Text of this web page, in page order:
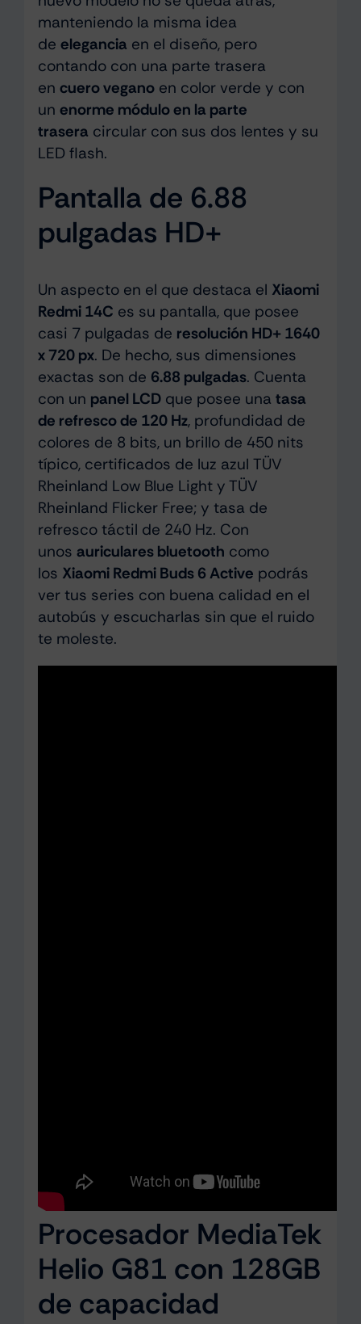
manteniendo la misma idea
de elegancia en el diseño, pero
contando con una parte trasera
en cuero vegano en color verde y con
un enorme módulo en la parte
trasera circular con sus dos lentes y su
LED flash.
Pantalla de 6.88
pulgadas HD+
Un aspecto en el que destaca el Xiaomi
Redmi 14C es su pantalla, que posee
casi 7 pulgadas de resolución HD+ 1640
x 720 px. De hecho, sus dimensiones
exactas son de 6.88 pulgadas. Cuenta
con un panel LCDque posee una tasa
de refresco de 120 Hz, profundidad de
colores de 8 bits, un brillo de 450 nits
típico, certificados de luz azul TÜV
Rheinland Low Blue Light y TÜV
Rheinland Flicker Free; y tasa de
refresco táctil de 240 Hz. Con
unos auriculares bluetooth como
los Xiaomi Redmi Buds 6 Active podrás
ver tus series con buena calidad en el
autobús y escucharlas sin que el ruido
te moleste.
Procesador MediaTek
Helio G81 con 128GB
de capacidad